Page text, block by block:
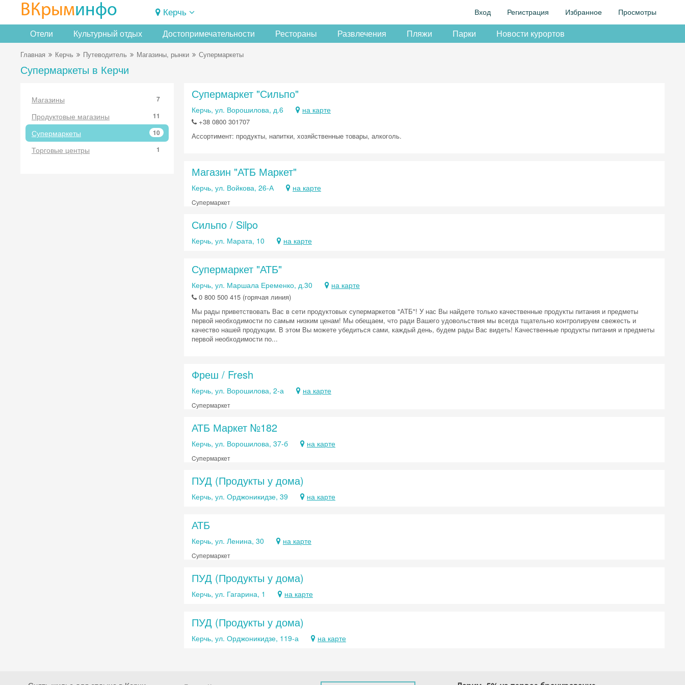
ВКрыминфо Керчь Вход Регистрация Избранное Просмотры
Отели Культурный отдых Достопримечательности Рестораны Развлечения Пляжи Парки Новости курортов
Главная Керчь Путеводитель Магазины, рынки Супермаркеты
Супермаркеты в Керчи
Магазины 7
Продуктовые магазины 11
Супермаркеты 10
Торговые центры 1
Супермаркет "Сильпо"
Керчь, ул. Ворошилова, д.6 на карте
+38 0800 301707
Ассортимент: продукты, напитки, хозяйственные товары, алкоголь.
Магазин "АТБ Маркет"
Керчь, ул. Войкова, 26-А на карте
Cупермаркет
Сильпо / Silpo
Керчь, ул. Марата, 10 на карте
Супермаркет "АТБ"
Керчь, ул. Маршала Еременко, д.30 на карте
0 800 500 415 (горячая линия)
Мы рады приветствовать Вас в сети продуктовых супермаркетов "АТБ"! У нас Вы найдете только качественные продукты питания и предметы
первой необходимости по самым низким ценам! Мы обещаем, что ради Вашего удовольствия мы всегда тщательно контролируем свежесть и
качество нашей продукции. В этом Вы можете убедиться сами, каждый день, будем рады Вас видеть! Качественные продукты питания и предметы
первой необходимости по...
Фреш / Fresh
Керчь, ул. Ворошилова, 2-а на карте
Cупермаркет
АТБ Маркет №182
Керчь, ул. Ворошилова, 37-б на карте
Cупермаркет
ПУД (Продукты у дома)
Керчь, ул. Орджоникидзе, 39 на карте
АТБ
Керчь, ул. Ленина, 30 на карте
Cупермаркет
ПУД (Продукты у дома)
Керчь, ул. Гагарина, 1 на карте
ПУД (Продукты у дома)
Керчь, ул. Орджоникидзе, 119-а на карте
Хочешь дешевле? Оставь почту и получи промокод на